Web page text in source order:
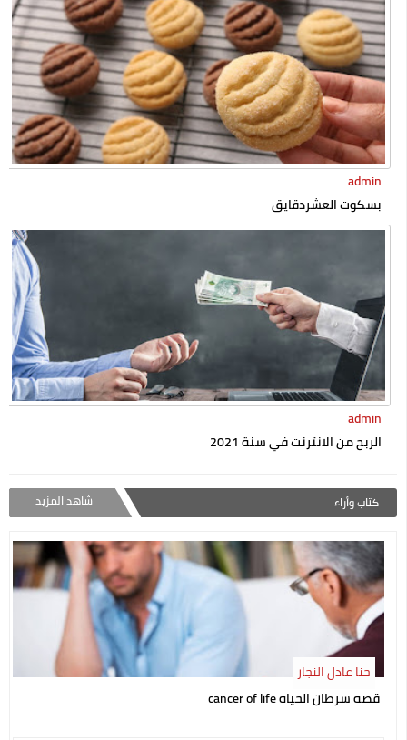
admin
بسكوت العشردقايق
admin
الربح من الانترنت في سنة 2021
كتاب وأراء شاهد المزيد
قصه سرطان الحياه cancer of life
حنا عادل النجار